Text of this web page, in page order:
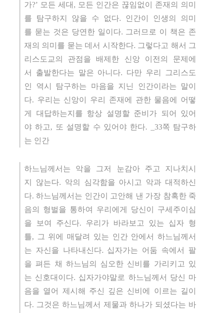
가?’ 모든 세대, 모든 인간은 끊임없이 존재의 의미
를 탐구하지 않을 수 없다. 인간이 인생의 의미
를 묻는 것은 당연한 일이다. 그러므로 이 책은 존
재의 의미를 묻는 데서 시작한다. 그렇다고 해서 그
리스도교의 관점을 배제한 신앙 이전의 문제에
서 출발한다는 말은 아니다. 다만 우리 그리스도
인 역시 탐구하는 마음을 지닌 인간이라는 말이
다. 우리는 신앙이 우리 존재에 관한 물음에 어떻
게 대답하는지를 항상 설명할 준비가 되어 있어
야 하고, 또 설명할 수 있어야 한다. _33쪽 탐구하
는 인간
하느님께서는 악을 그저 눈감아 주고 지나치시
지 않는다. 악의 심각함을 아시고 악과 대적하신
다. 하느님께서는 인간이 고안해 낸 가장 참혹한 죽
음의 형벌을 통하여 우리에게 당신이 구세주이심
을 보여 주신다. 우리가 바라보고 있는 십자 형
틀, 그 위에 매달려 있는 인간 안에서 하느님께서
는 자신을 나타내신다. 십자가는 어둠 속에서 팔
을 펴든 채 하느님의 심오한 신비를 가리키고 있
는 신호대이다. 십자가야말로 하느님께서 당신 마
음을 열어 제시해 주신 깊은 신비에 이르는 길이
다. 그것은 하느님께서 제물과 하나가 되셨다는 바